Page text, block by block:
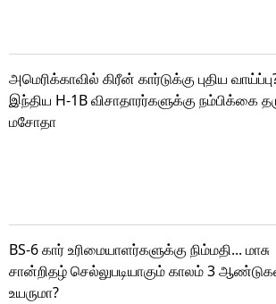
அமெரிக்காவில் கிரீன் கார்டுக்கு புதிய
இந்திய H-1B விசாதாரர்களுக்கு நம்பிக்கை
மசோதா
BS-6 கார் உரிமையாளர்களுக்கு நிம்மதி... மாசு
சான்றிதழ் செல்லுபடியாகும் காலம் 3
உயருமா?